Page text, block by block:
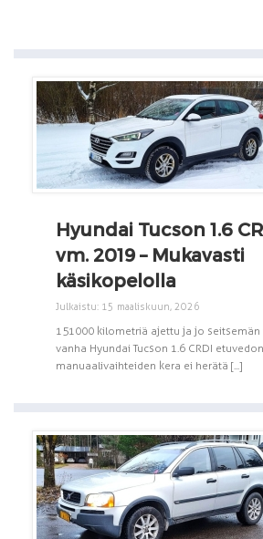
Hyundai Tucson 1.6
vm. 2019 – Mukavasti
käsikopelolla
Julkaistu: 15 maaliskuun, 2026
151 000 kilometriä ajettu ja jo
vanha Hyundai Tucson 1.6 CRDI
manuaalivaihteiden kera ei herätä [...]